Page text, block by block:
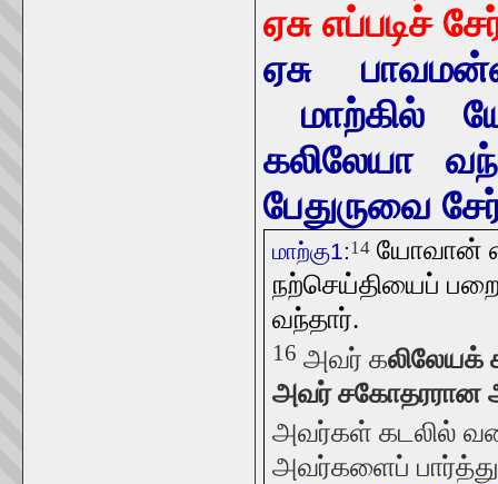
ஏசு எப்படிச்
ஏசு
மாற்கில்
கலிலேயா
பேதுருவை
மாற்கு1:14 யோவான்
நற்செய்தியைப்
வந்தார்.
16 அவர் க
அவர் சகோதரரான
அவர்கள் கடலில்
அவர்களைப்